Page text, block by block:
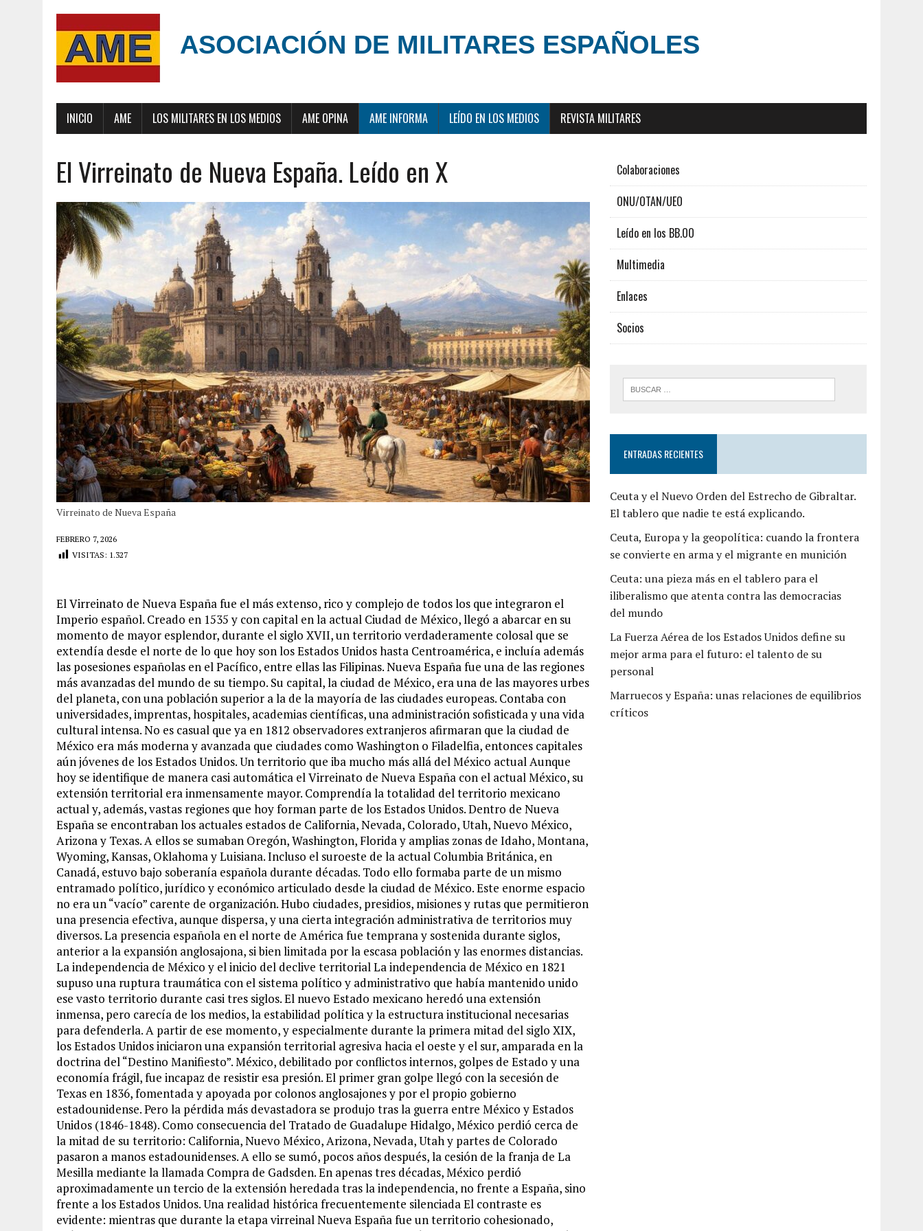
ASOCIACIÓN DE MILITARES ESPAÑOLES
INICIO AME LOS MILITARES EN LOS MEDIOS AME OPINA AME INFORMA LEÍDO EN LOS MEDIOS REVISTA MILITARES
El Virreinato de Nueva España. Leído en X
Virreinato de Nueva España
FEBRERO 7, 2026
VISITAS: 1.327
El Virreinato de Nueva España fue el más extenso, rico y complejo de todos los que integraron el
Imperio español. Creado en 1535 y con capital en la actual Ciudad de México, llegó a abarcar en su
momento de mayor esplendor, durante el siglo XVII, un territorio verdaderamente colosal que se
extendía desde el norte de lo que hoy son los Estados Unidos hasta Centroamérica, e incluía además
las posesiones españolas en el Pacífico, entre ellas las Filipinas. Nueva España fue una de las regiones
más avanzadas del mundo de su tiempo. Su capital, la ciudad de México, era una de las mayores urbes
del planeta, con una población superior a la de la mayoría de las ciudades europeas. Contaba con
universidades, imprentas, hospitales, academias científicas, una administración sofisticada y una vida
cultural intensa. No es casual que ya en 1812 observadores extranjeros afirmaran que la ciudad de
México era más moderna y avanzada que ciudades como Washington o Filadelfia, entonces capitales
aún jóvenes de los Estados Unidos. Un territorio que iba mucho más allá del México actual Aunque
hoy se identifique de manera casi automática el Virreinato de Nueva España con el actual México, su
extensión territorial era inmensamente mayor. Comprendía la totalidad del territorio mexicano
actual y, además, vastas regiones que hoy forman parte de los Estados Unidos. Dentro de Nueva
España se encontraban los actuales estados de California, Nevada, Colorado, Utah, Nuevo México,
Arizona y Texas. A ellos se sumaban Oregón, Washington, Florida y amplias zonas de Idaho, Montana,
Wyoming, Kansas, Oklahoma y Luisiana. Incluso el suroeste de la actual Columbia Británica, en
Canadá, estuvo bajo soberanía española durante décadas. Todo ello formaba parte de un mismo
entramado político, jurídico y económico articulado desde la ciudad de México. Este enorme espacio
no era un “vacío” carente de organización. Hubo ciudades, presidios, misiones y rutas que permitieron
una presencia efectiva, aunque dispersa, y una cierta integración administrativa de territorios muy
diversos. La presencia española en el norte de América fue temprana y sostenida durante siglos,
anterior a la expansión anglosajona, si bien limitada por la escasa población y las enormes distancias.
La independencia de México y el inicio del declive territorial La independencia de México en 1821
supuso una ruptura traumática con el sistema político y administrativo que había mantenido unido
ese vasto territorio durante casi tres siglos. El nuevo Estado mexicano heredó una extensión
inmensa, pero carecía de los medios, la estabilidad política y la estructura institucional necesarias
para defenderla. A partir de ese momento, y especialmente durante la primera mitad del siglo XIX,
los Estados Unidos iniciaron una expansión territorial agresiva hacia el oeste y el sur, amparada en la
doctrina del “Destino Manifiesto”. México, debilitado por conflictos internos, golpes de Estado y una
economía frágil, fue incapaz de resistir esa presión. El primer gran golpe llegó con la secesión de
Texas en 1836, fomentada y apoyada por colonos anglosajones y por el propio gobierno
estadounidense. Pero la pérdida más devastadora se produjo tras la guerra entre México y Estados
Unidos (1846-1848). Como consecuencia del Tratado de Guadalupe Hidalgo, México perdió cerca de
la mitad de su territorio: California, Nuevo México, Arizona, Nevada, Utah y partes de Colorado
pasaron a manos estadounidenses. A ello se sumó, pocos años después, la cesión de la franja de La
Mesilla mediante la llamada Compra de Gadsden. En apenas tres décadas, México perdió
aproximadamente un tercio de la extensión heredada tras la independencia, no frente a España, sino
frente a los Estados Unidos. Una realidad histórica frecuentemente silenciada El contraste es
evidente: mientras que durante la etapa virreinal Nueva España fue un territorio cohesionado,
Colaboraciones
ONU/OTAN/UEO
Leído en los BB.OO
Multimedia
Enlaces
Socios
ENTRADAS RECIENTES
Ceuta y el Nuevo Orden del Estrecho de Gibraltar.
El tablero que nadie te está explicando.
Ceuta, Europa y la geopolítica: cuando la frontera
se convierte en arma y el migrante en munición
Ceuta: una pieza más en el tablero para el
iliberalismo que atenta contra las democracias
del mundo
La Fuerza Aérea de los Estados Unidos define su
mejor arma para el futuro: el talento de su
personal
Marruecos y España: unas relaciones de equilibrios
críticos